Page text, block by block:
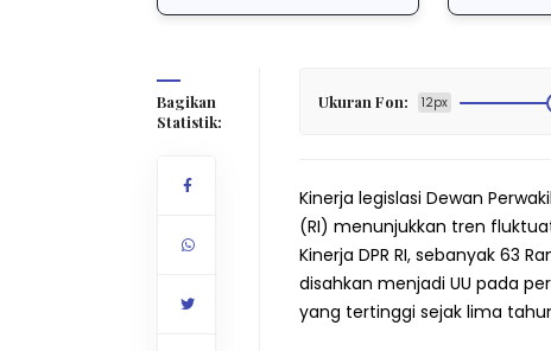
Bagikan
Statistik:
Ukuran Fon: 12px
Kinerja legislasi Dewan
(RI) menunjukkan tren
Kinerja DPR RI, sebanyak 63
disahkan menjadi UU pada
yang tertinggi sejak lima